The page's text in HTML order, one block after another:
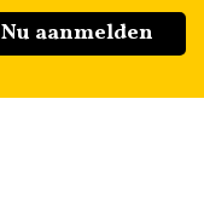
Nu aanmelden